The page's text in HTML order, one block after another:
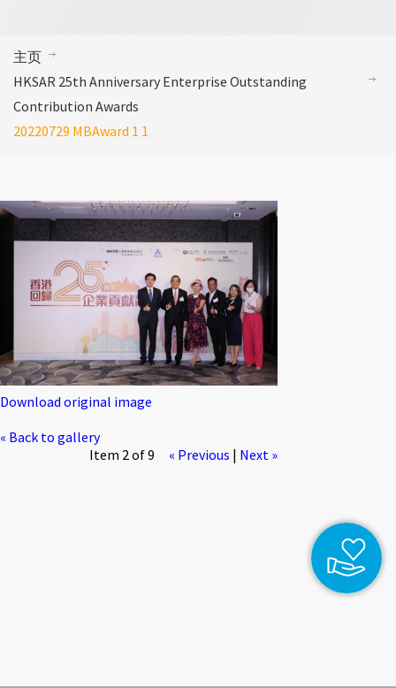
主页
HKSAR 25th Anniversary Enterprise Outstanding
Contribution Awards
20220729 MBAward 1 1
Download original image
« Back to gallery
Item 2 of 9
« Previous | Next »